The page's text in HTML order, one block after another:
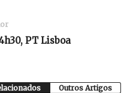
PT Lisboa
Outros Artigos